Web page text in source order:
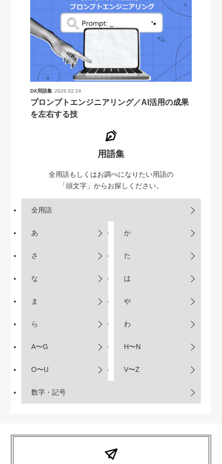
DX用語集 2026.02.24
プロンプトエンジニアリング／AI活用の成果
を左右する技
用語集
全用語もしくはお調べになりたい用語の
「頭文字」からお探しください。
全用語
あ か
さ た
な は
ま や
ら わ
A〜G H〜N
O〜U V〜Z
数字・記号